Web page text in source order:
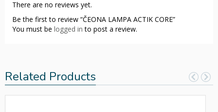
There are no reviews yet.
Be the first to review “ČEONA LAMPA ACTIK CORE”
You must be logged in to post a review.
Related Products